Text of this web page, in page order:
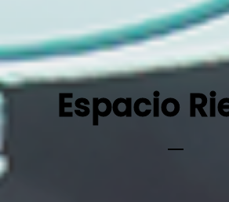
Espacio